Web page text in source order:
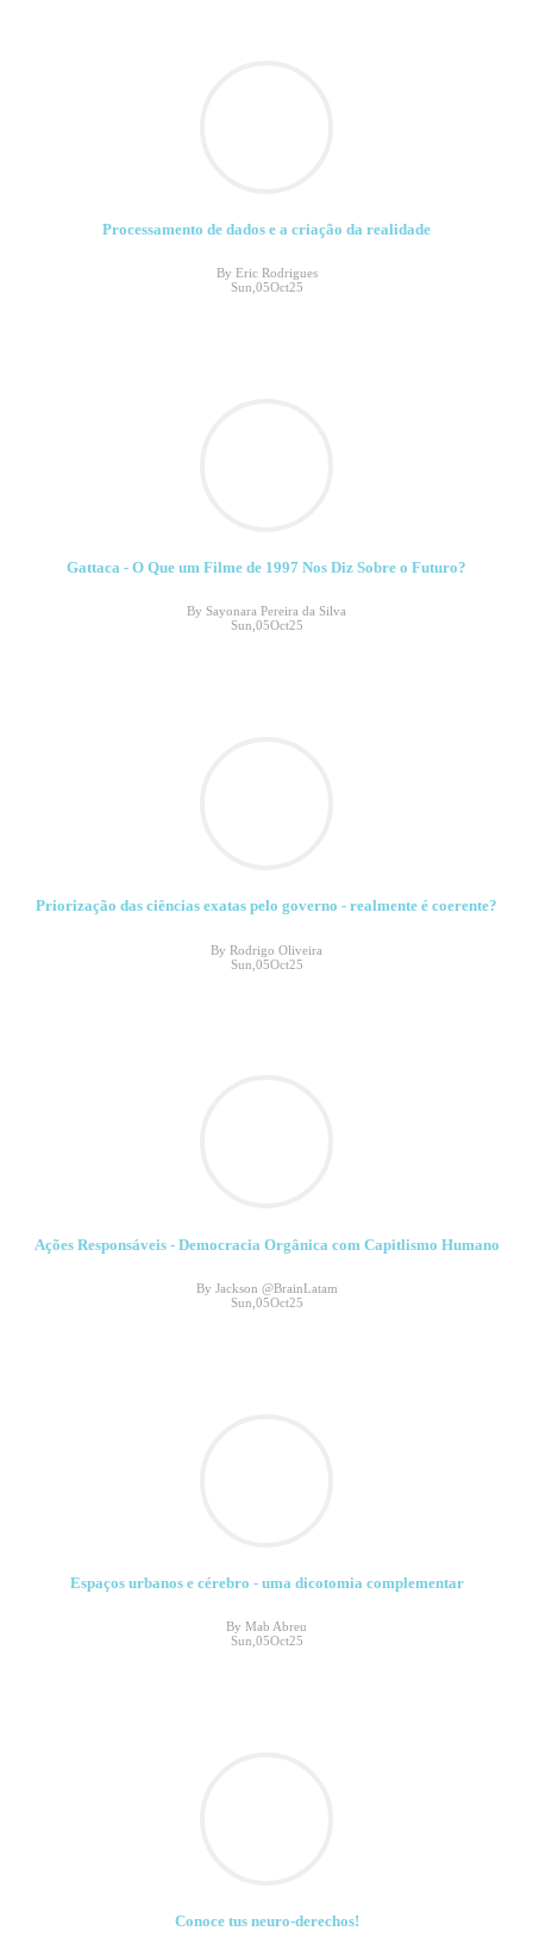
Processamento de dados e a criação da realidade
By Eric Rodrigues
Sun,05Oct25
Gattaca - O Que um Filme de 1997 Nos Diz Sobre o Futuro?
By Sayonara Pereira da Silva
Sun,05Oct25
Priorização das ciências exatas pelo governo - realmente é coerente?
By Rodrigo Oliveira
Sun,05Oct25
Ações Responsáveis - Democracia Orgânica com Capitlismo Humano
By Jackson @BrainLatam
Sun,05Oct25
Espaços urbanos e cérebro - uma dicotomia complementar
By Mab Abreu
Sun,05Oct25
Conoce tus neuro-derechos!